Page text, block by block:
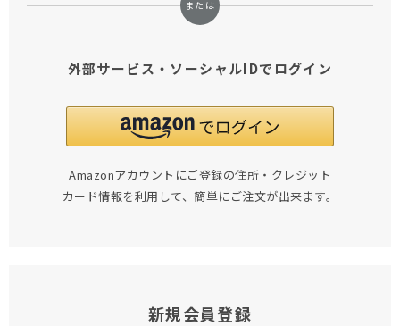
外部サービス・ソーシャルIDでログイン
Amazonアカウントにご登録の住所・クレジット
カード情報を利用して、簡単にご注文が出来ます。
新規会員登録